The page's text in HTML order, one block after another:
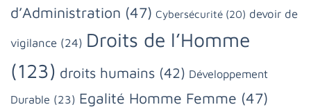
d’Administration (47) Cybersécurité (20) devoir de
vigilance (24) Droits de l’Homme
(123) droits humains (42) Développement
Durable (23) Egalité Homme Femme (47)